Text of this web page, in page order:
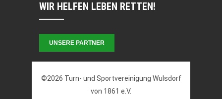
WIR HELFEN LEBEN RETTEN!
UNSERE PARTNER
©2026 Turn- und Sportvereinigung Wulsdorf
von 1861 e.V.